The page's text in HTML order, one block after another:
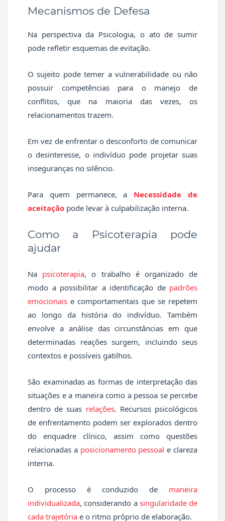
Mecanismos de Defesa
Na perspectiva da Psicologia, o ato de sumir
pode refletir esquemas de evitação.
O sujeito pode temer a vulnerabilidade ou não
possuir competências para o manejo de
conflitos, que na maioria das vezes, os
relacionamentos trazem.
Em vez de enfrentar o desconforto de comunicar
o desinteresse, o indivíduo pode projetar suas
inseguranças no silêncio.
Para quem permanece, a Necessidade de
aceitação pode levar à culpabilização interna.
Como a Psicoterapia pode
ajudar
Na psicoterapia, o trabalho é organizado de
modo a possibilitar a identificação de padrões
emocionais e comportamentais que se repetem
ao longo da história do indivíduo. Também
envolve a análise das circunstâncias em que
determinadas reações surgem, incluindo seus
contextos e possíveis gatilhos.
São examinadas as formas de interpretação das
situações e a maneira como a pessoa se percebe
dentro de suas relações. Recursos psicológicos
de enfrentamento podem ser explorados dentro
do enquadre clínico, assim como questões
relacionadas a posicionamento pessoal e clareza
interna.
O processo é conduzido de maneira
individualizada, considerando a singularidade de
cada trajetória e o ritmo próprio de elaboração.